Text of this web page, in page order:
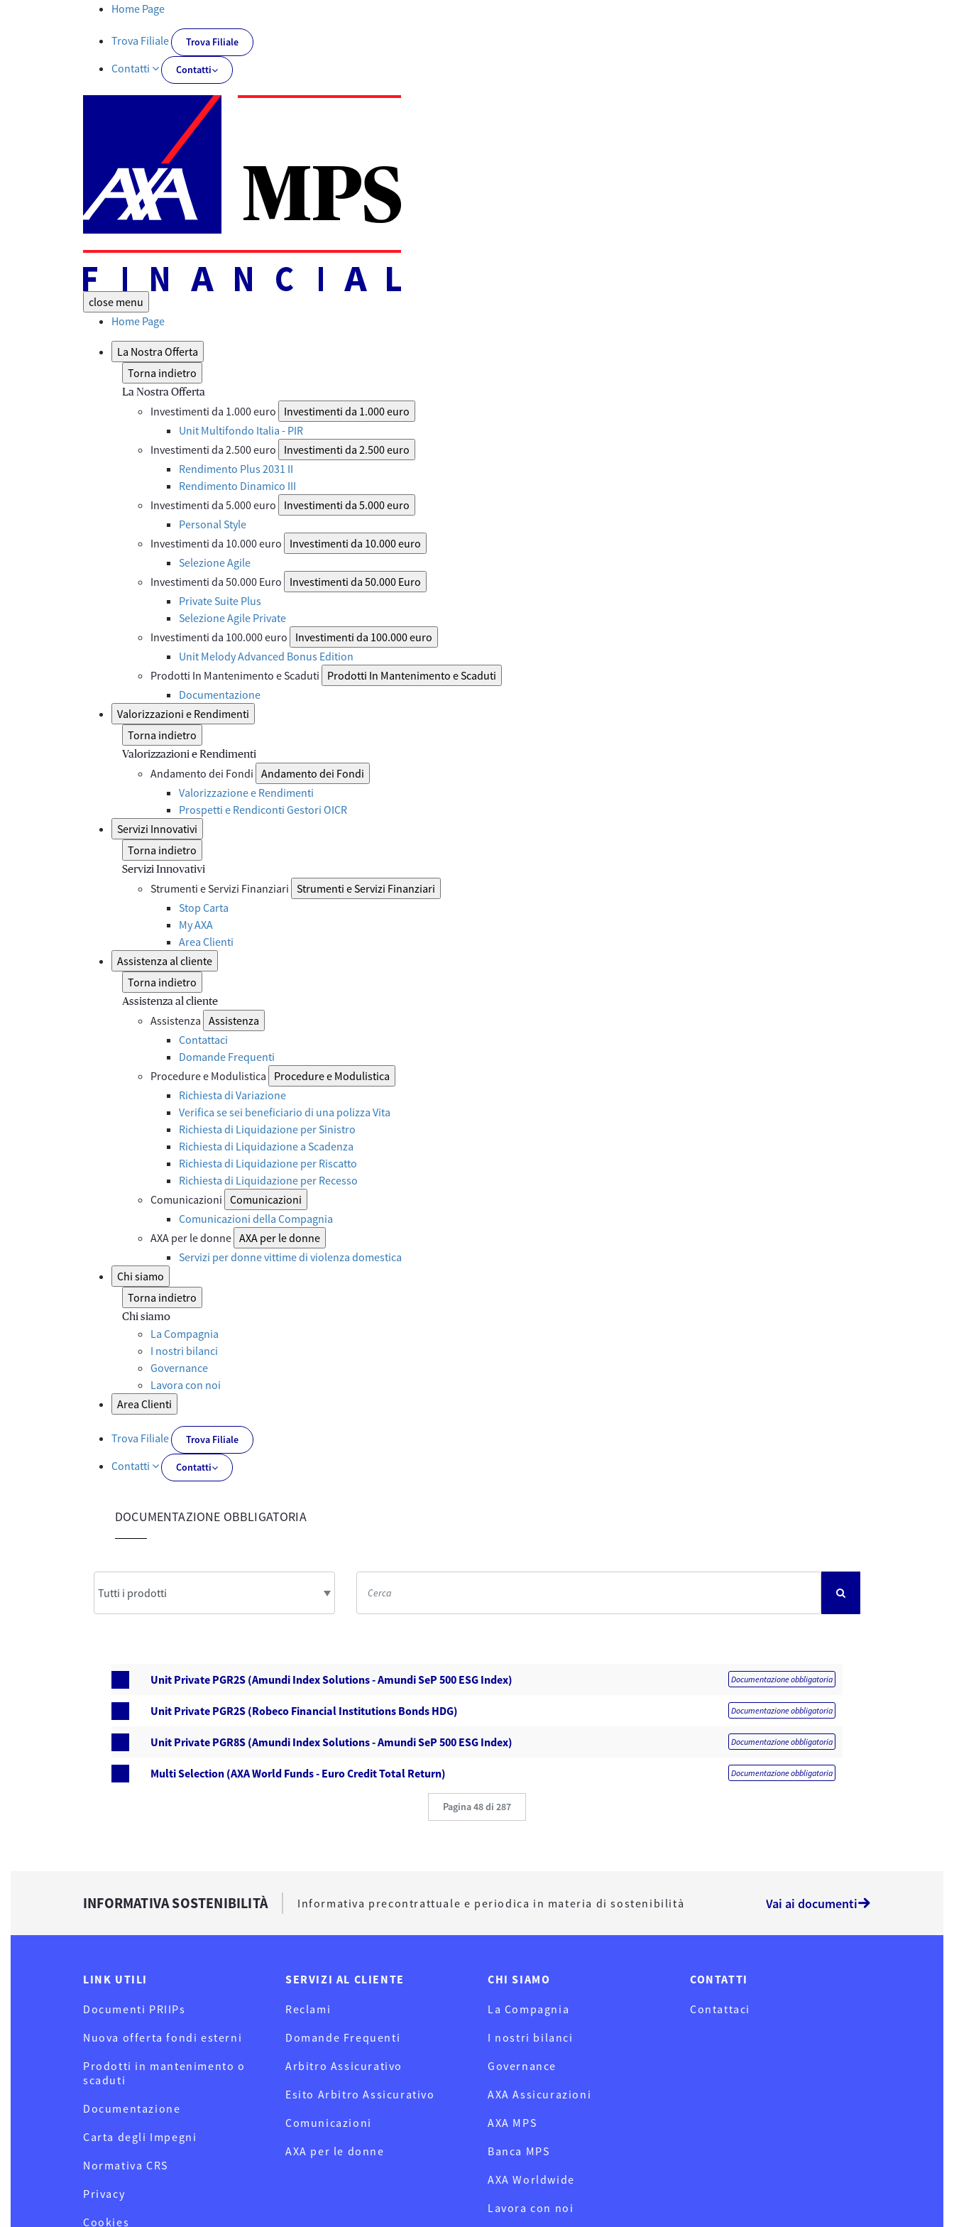
Documentazione obbligatoria | AXA MPS Financial - AXA-MPSFINANCIAL.IT
Home Page
Trova Filiale Trova Filiale
Contatti Contatti
close menu
Home Page
La Nostra Offerta
Torna indietro
La Nostra Offerta
Investimenti da 1.000 euro
Investimenti da 1.000 euro
Unit Multifondo Italia - PIR
Investimenti da 2.500 euro
Investimenti da 2.500 euro
Rendimento Plus 2031 II
Rendimento Dinamico III
Investimenti da 5.000 euro
Investimenti da 5.000 euro
Personal Style
Investimenti da 10.000 euro
Investimenti da 10.000 euro
Selezione Agile
Investimenti da 50.000 Euro
Investimenti da 50.000 Euro
Private Suite Plus
Selezione Agile Private
Investimenti da 100.000 euro
Investimenti da 100.000 euro
Unit Melody Advanced Bonus Edition
Prodotti In Mantenimento e Scaduti
Prodotti In Mantenimento e Scaduti
Documentazione
Valorizzazioni e Rendimenti
Torna indietro
Valorizzazioni e Rendimenti
Andamento dei Fondi Andamento dei Fondi
Valorizzazione e Rendimenti
Prospetti e Rendiconti Gestori OICR
Servizi Innovativi
Torna indietro
Servizi Innovativi
Strumenti e Servizi Finanziari Strumenti e Servizi Finanziari
Stop Carta
My AXA
Area Clienti
Assistenza al cliente
Torna indietro
Assistenza al cliente
Assistenza Assistenza
Contattaci
Domande Frequenti
Procedure e Modulistica
Procedure e Modulistica
Richiesta di Variazione
Verifica se sei beneficiario di una polizza Vita
Richiesta di Liquidazione per Sinistro
Richiesta di Liquidazione a Scadenza
Richiesta di Liquidazione per Riscatto
Richiesta di Liquidazione per Recesso
Comunicazioni Comunicazioni
Comunicazioni della Compagnia
AXA per le donne AXA per le donne
Servizi per donne vittime di violenza domestica
Chi siamo
Torna indietro
Chi siamo
La Compagnia
I nostri bilanci
Governance
Lavora con noi
Area Clienti
Trova Filiale Trova Filiale
Contatti Contatti
DOCUMENTAZIONE OBBLIGATORIA
Unit Private PGR2S (Amundi Index Solutions - Amundi SeP 500 ESG Index) Documentazione obbligatoria
Unit Private PGR2S (Robeco Financial Institutions Bonds HDG) Documentazione obbligatoria
Unit Private PGR8S (Amundi Index Solutions - Amundi SeP 500 ESG Index) Documentazione obbligatoria
Multi Selection (AXA World Funds - Euro Credit Total Return) Documentazione obbligatoria
Pagina 48 di 287
INFORMATIVA SOSTENIBILITÀ Informativa precontrattuale e periodica in materia di sostenibilità Vai ai documenti
LINK UTILI
Documenti PRIIPs
Nuova offerta fondi esterni
Prodotti in mantenimento o
scaduti
Documentazione
Carta degli Impegni
Normativa CRS
Privacy
Cookies
SERVIZI AL CLIENTE
Reclami
Domande Frequenti
Arbitro Assicurativo
Esito Arbitro Assicurativo
Comunicazioni
AXA per le donne
CHI SIAMO
La Compagnia
I nostri bilanci
Governance
AXA Assicurazioni
AXA MPS
Banca MPS
AXA Worldwide
Lavora con noi
CONTATTI
Contattaci